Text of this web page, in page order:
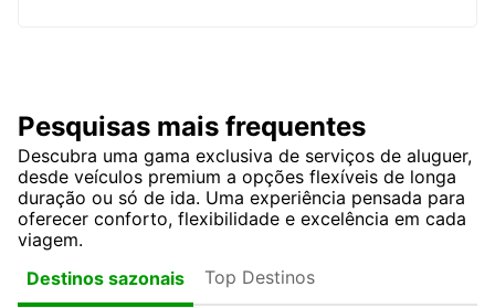
Pesquisas mais frequentes
Descubra uma gama exclusiva de serviços de aluguer,
desde veículos premium a opções flexíveis de longa
duração ou só de ida. Uma experiência pensada para
oferecer conforto, flexibilidade e excelência em cada
viagem.
Destinos sazonais
Top Destinos